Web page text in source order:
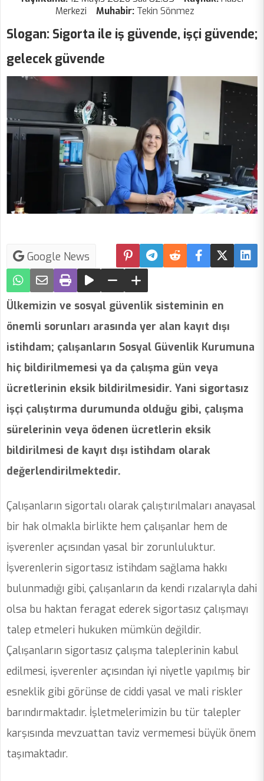
Merkezi
Muhabir: Tekin Sönmez
Slogan: Sigorta ile iş güvende, işçi güvende;
gelecek güvende
Google News
Ülkemizin ve sosyal güvenlik sisteminin en
önemli sorunları arasında yer alan kayıt dışı
istihdam; çalışanların Sosyal Güvenlik Kurumuna
hiç bildirilmemesi ya da çalışma gün veya
ücretlerinin eksik bildirilmesidir. Yani sigortasız
işçi çalıştırma durumunda olduğu gibi, çalışma
sürelerinin veya ödenen ücretlerin eksik
bildirilmesi de kayıt dışı istihdam olarak
değerlendirilmektedir.
Çalışanların sigortalı olarak çalıştırılmaları anayasal
bir hak olmakla birlikte hem çalışanlar hem de
işverenler açısından yasal bir zorunluluktur.
İşverenlerin sigortasız istihdam sağlama hakkı
bulunmadığı gibi, çalışanların da kendi rızalarıyla dahi
olsa bu haktan feragat ederek sigortasız çalışmayı
talep etmeleri hukuken mümkün değildir.
Çalışanların sigortasız çalışma taleplerinin kabul
edilmesi, işverenler açısından iyi niyetle yapılmış bir
esneklik gibi görünse de ciddi yasal ve mali riskler
barındırmaktadır. İşletmelerimizin bu tür talepler
karşısında mevzuattan taviz vermemesi büyük önem
taşımaktadır.